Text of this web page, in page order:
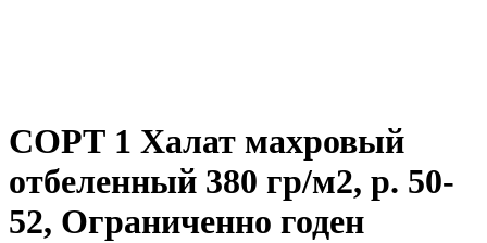
СОРТ 1 Халат махровый
отбеленный 380 гр/м2, р. 50-
52, Ограниченно годен